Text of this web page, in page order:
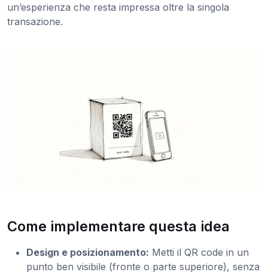
un’esperienza che resta impressa oltre la singola
transazione.
Come implementare questa idea
Design e posizionamento: Metti il QR code in un
punto ben visibile (fronte o parte superiore), senza